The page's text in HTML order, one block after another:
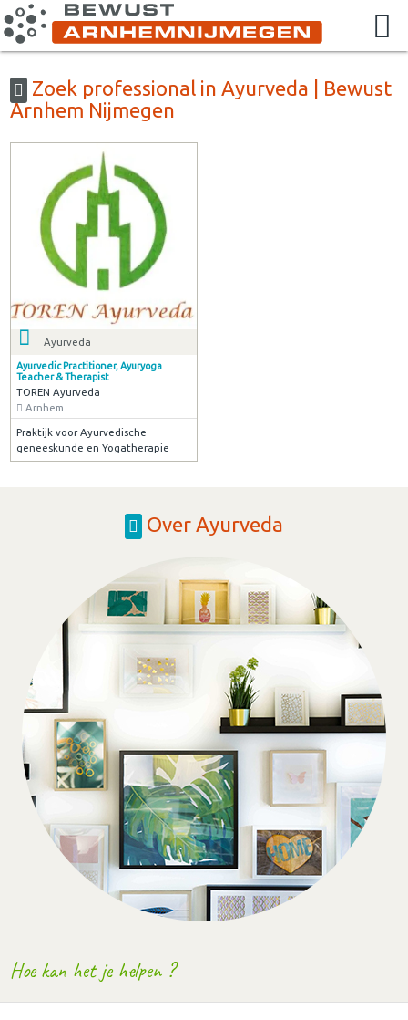
Zoek professional in Ayurveda | Bewust
Arnhem Nijmegen
Ayurveda
Ayurvedic Practitioner, Ayuryoga
Teacher & Therapist
TOREN Ayurveda
Arnhem
Praktijk voor Ayurvedische
geneeskunde en Yogatherapie
Over Ayurveda
Hoe kan het je helpen ?